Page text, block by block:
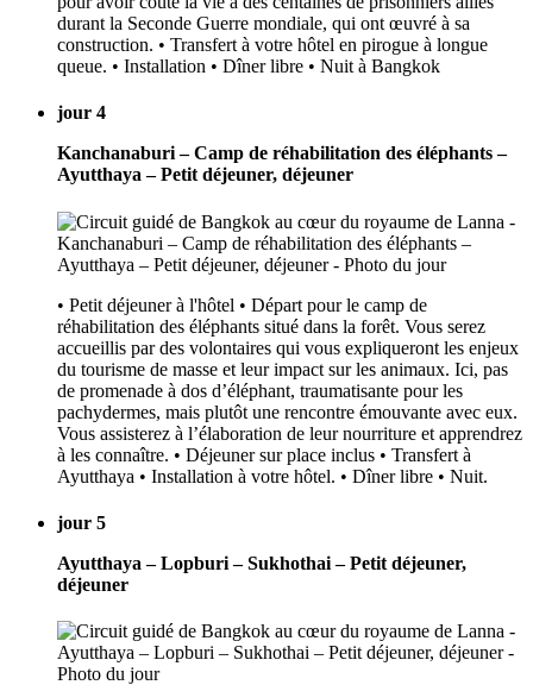
durant la Seconde Guerre mondiale, qui ont œuvré à sa
construction. • Transfert à votre hôtel en pirogue à longue
queue. • Installation • Dîner libre • Nuit à Bangkok
jour 4
Kanchanaburi – Camp de réhabilitation des éléphants –
Ayutthaya – Petit déjeuner, déjeuner
• Petit déjeuner à l'hôtel • Départ pour le camp de
réhabilitation des éléphants situé dans la forêt. Vous serez
accueillis par des volontaires qui vous expliqueront les enjeux
du tourisme de masse et leur impact sur les animaux. Ici, pas
de promenade à dos d’éléphant, traumatisante pour les
pachydermes, mais plutôt une rencontre émouvante avec eux.
Vous assisterez à l’élaboration de leur nourriture et apprendrez
à les connaître. • Déjeuner sur place inclus • Transfert à
Ayutthaya • Installation à votre hôtel. • Dîner libre • Nuit.
jour 5
Ayutthaya – Lopburi – Sukhothai – Petit déjeuner,
déjeuner